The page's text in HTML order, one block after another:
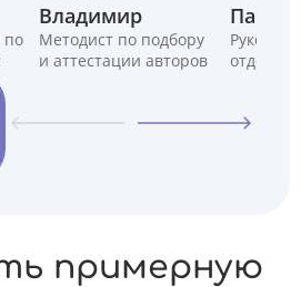
по
Владимир
Методист по подбору
и аттестации авторов
Павел
отдела
примерную